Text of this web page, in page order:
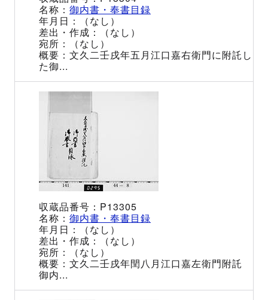
御内書・奉書目録
（なし）
（なし）
（なし）
文久二壬戌年五月江口嘉右衛門に附託し
た御...
P13305
御内書・奉書目録
（なし）
（なし）
（なし）
文久二壬戌年閏八月江口嘉左衛門附託
御内...